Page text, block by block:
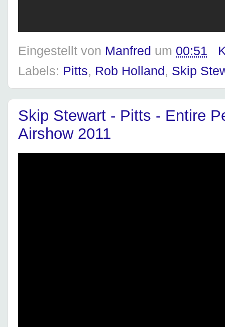
Eingestellt von Manfred um 00:51
Labels: Pitts, Rob Holland, Skip
Skip Stewart - Pitts - Entire
Airshow 2011